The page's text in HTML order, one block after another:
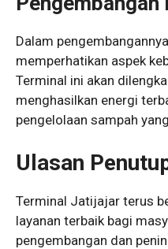
Dalam
memperhatikan aspek
Terminal ini akan
menghasilkan energi
pengelolaan sampah
Ulasan
Terminal Jatijajar terus
layanan terbaik bagi
pengembangan dan